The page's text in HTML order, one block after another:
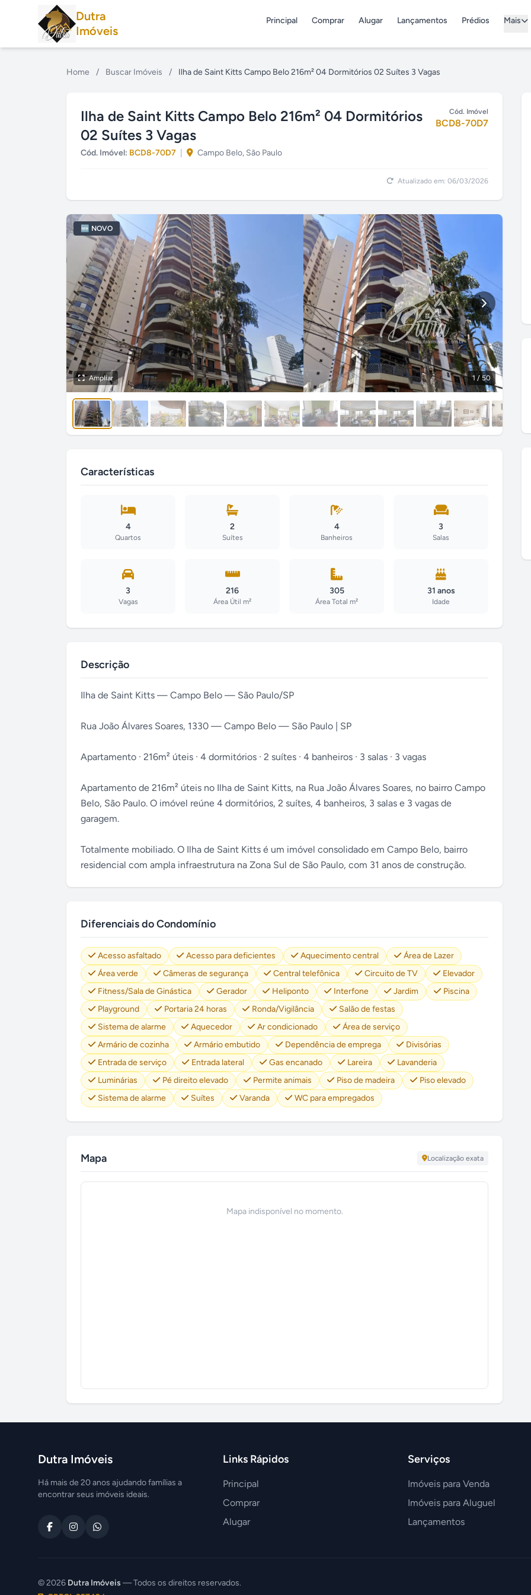
Dutra
Imóveis
Principal Comprar Alugar Lançamentos Prédios Mais
Home / Buscar Imóveis / Ilha de Saint Kitts Campo Belo 216m² 04 Dormitórios 02 Suítes 3 Vagas
Ilha de Saint Kitts Campo Belo 216m² 04 Dormitórios
02 Suítes 3 Vagas
Cód. Imóvel: BCD8-70D7 Campo Belo, São Paulo
Cód. Imóvel
BCD8-70D7
Atualizado em: 06/03/2026
1/ 50
🆕 NOVO
Ampliar
Características
4
Quartos
2
Suítes
4
Banheiros
3
Salas
3
Vagas
216
Área Útil m²
305
Área Total m²
31 anos
Idade
Descrição
Ilha de Saint Kitts — Campo Belo — São Paulo/SP
Rua João Álvares Soares, 1330 — Campo Belo — São Paulo | SP
Apartamento · 216m² úteis · 4 dormitórios · 2 suítes · 4 banheiros · 3 salas · 3 vagas
Apartamento de 216m² úteis no Ilha de Saint Kitts, na Rua João Álvares Soares, no bairro Campo
Belo, São Paulo. O imóvel reúne 4 dormitórios, 2 suítes, 4 banheiros, 3 salas e 3 vagas de
garagem.
Totalmente mobiliado. O Ilha de Saint Kitts é um imóvel consolidado em Campo Belo, bairro
residencial com ampla infraestrutura na Zona Sul de São Paulo, com 31 anos de construção.
Diferenciais do Condomínio
Acesso asfaltado Acesso para deficientes Aquecimento central
Área de Lazer
Área verde
Câmeras de segurança Central telefônica Circuito de TV
Elevador
Fitness/Sala de Ginástica
Gerador Heliponto Interfone Jardim
Piscina
Playground
Portaria 24 horas Ronda/Vigilância
Salão de festas
Sistema de alarme
Aquecedor Ar condicionado
Área de serviço
Armário de cozinha
Armário embutido Dependência de emprega
Divisórias
Entrada de serviço
Entrada lateral Gas encanado Lareira
Lavanderia
Luminárias
Pé direito elevado Permite animais Piso de madeira
Piso elevado
Sistema de alarme
Suítes Varanda WC para empregados
Mapa Localização exata
Mapa indisponível no momento.
Dutra Imóveis
Há mais de 20 anos ajudando famílias a
encontrar seus imóveis ideais.
Links Rápidos
Principal
Comprar
Alugar
Serviços
Imóveis para Venda
Imóveis para Aluguel
Lançamentos
© 2026 Dutra Imóveis — Todos os direitos reservados.